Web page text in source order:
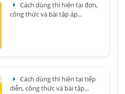
Cách dùng thì hiện tại đơn,
công thức và bài tập áp...
Cách dùng thì hiện tại tiếp
diễn, công thức và bài tập...